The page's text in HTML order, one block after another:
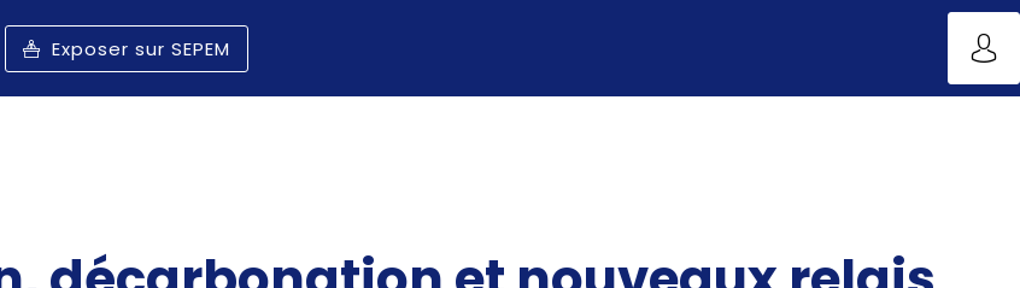
Exposer sur SEPEM